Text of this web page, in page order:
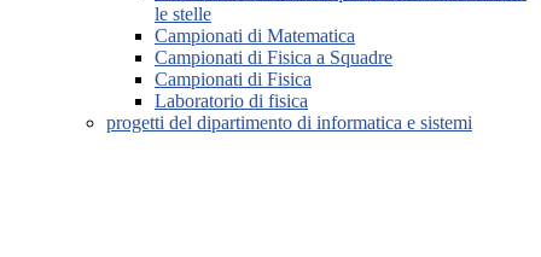
le stelle
Campionati di Matematica
Campionati di Fisica a Squadre
Campionati di Fisica
Laboratorio di fisica
progetti del dipartimento di informatica e sistemi